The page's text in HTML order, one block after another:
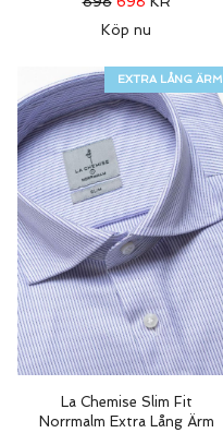
Köp nu
EXTRA LÅNG ÄRM
La Chemise Slim Fit
Norrmalm Extra Lång Ärm